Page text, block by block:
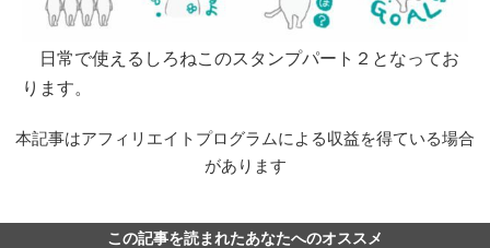
日常で使えるしろねこのスタンプパート２となってお
ります。
本記事はアフィリエイトプログラムによる収益を得ている場合
があります
この記事を読まれたあなたへのオススメ